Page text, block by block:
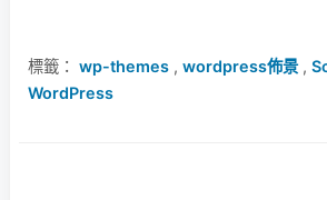
標籤： wp-themes , wordpress佈景,
WordPress